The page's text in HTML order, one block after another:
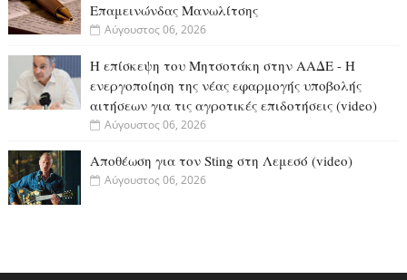
Επαμεινώνδας Μανωλίτσης
Αύγουστος 06, 2026
Η επίσκεψη του Μητσοτάκη στην ΑΑΔΕ - Η
ενεργοποίηση της νέας εφαρμογής υποβολής
αιτήσεων για τις αγροτικές επιδοτήσεις (video)
Αύγουστος 06, 2026
Αποθέωση για τον Sting στη Λεμεσό (video)
Αύγουστος 06, 2026